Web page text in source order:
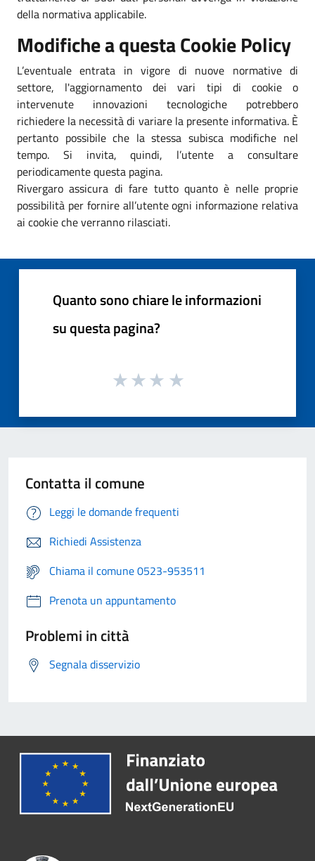
della normativa applicabile.
Modifiche a questa Cookie Policy
L’eventuale entrata in vigore di nuove normative di
settore, l'aggiornamento dei vari tipi di cookie o
intervenute innovazioni tecnologiche potrebbero
richiedere la necessità di variare la presente informativa. È
pertanto possibile che la stessa subisca modifiche nel
tempo. Si invita, quindi, l’utente a consultare
periodicamente questa pagina.
Rivergaro assicura di fare tutto quanto è nelle proprie
possibilità per fornire all’utente ogni informazione relativa
ai cookie che verranno rilasciati.
Quanto sono chiare le informazioni
su questa pagina?
Contatta il comune
Leggi le domande frequenti
Richiedi Assistenza
Chiama il comune 0523-953511
Prenota un appuntamento
Problemi in città
Segnala disservizio